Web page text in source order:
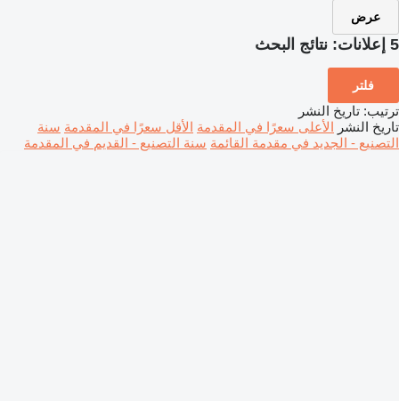
عرض
5 إعلانات: نتائج البحث
فلتر
ترتيب: تاريخ النشر
تاريخ النشر الأعلى سعرًا في المقدمة الأقل سعرًا في المقدمة سنة
التصنيع - الجديد في مقدمة القائمة سنة التصنيع - القديم في المقدمة